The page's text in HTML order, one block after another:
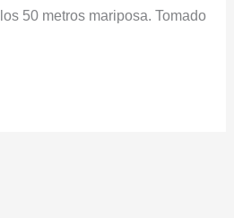
50 metros mariposa. Tomado